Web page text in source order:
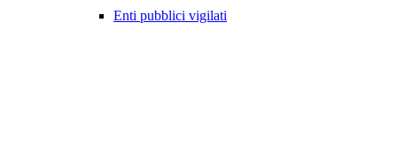
Enti pubblici vigilati